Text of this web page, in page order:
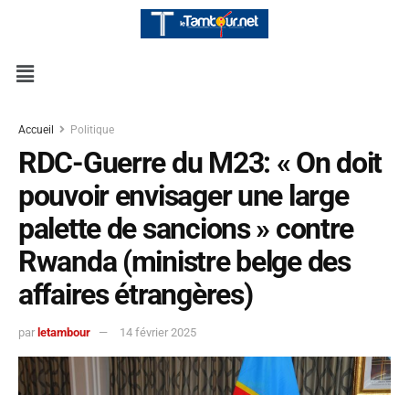
Accueil Politique
RDC-Guerre du M23: « On doit
pouvoir envisager une large
palette de sancions » contre
Rwanda (ministre belge des
affaires étrangères)
par letambour 14 février 2025